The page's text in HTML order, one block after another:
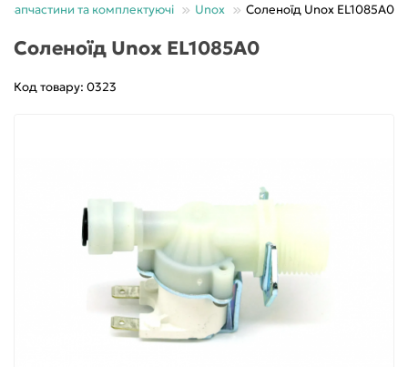
Запчастини та комплектуючі Unox Соленоїд Unox EL1085A0
Соленоїд Unox EL1085A0
Код товару: 0323